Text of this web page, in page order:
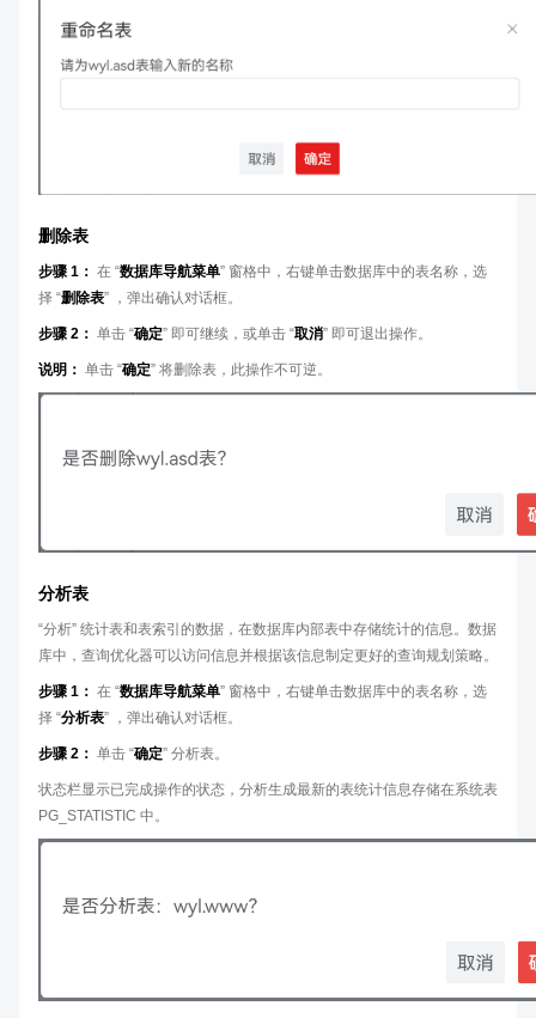
删除表
步骤 1： 在 “数据库导航菜单” 窗格中，右键单击数据库中的表名称，选
择 “删除表” ，弹出确认对话框。
步骤 2： 单击 “确定” 即可继续，或单击 “取消” 即可退出操作。
说明： 单击 “确定” 将删除表，此操作不可逆。
分析表
“分析” 统计表和表索引的数据，在数据库内部表中存储统计的信息。数据
库中，查询优化器可以访问信息并根据该信息制定更好的查询规划策略。
步骤 1： 在 “数据库导航菜单” 窗格中，右键单击数据库中的表名称，选
择 “分析表” ，弹出确认对话框。
步骤 2： 单击 “确定” 分析表。
状态栏显示已完成操作的状态，分析生成最新的表统计信息存储在系统表
PG_STATISTIC 中。